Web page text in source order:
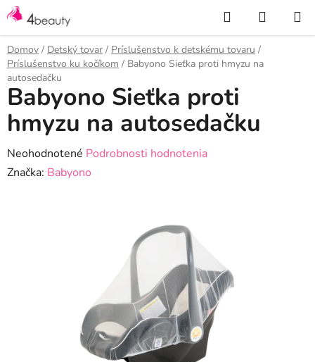
Prejsť
na
obsah
Hľadať
KOŠÍK
Domov / Detský tovar / Príslušenstvo k detskému tovaru /
Príslušenstvo ku kočíkom / Babyono Sieťka proti hmyzu na
autosedačku
Babyono Sieťka proti
hmyzu na autosedačku
Priemerné
hodnotenie
Neohodnotené Podrobnosti hodnotenia
Značka: Babyono